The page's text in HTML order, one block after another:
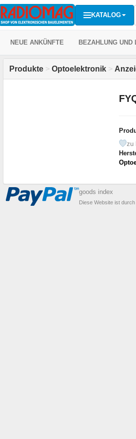
KATALOG
NEUE ANKÜNFTE BEZAHLUNG UND
Produkte > Optoelektronik >
zu
goods index
Diese Website ist